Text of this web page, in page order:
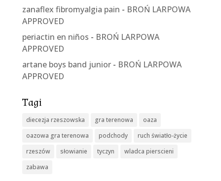
zanaflex fibromyalgia pain - BROŃ LARPOWA
APPROVED
periactin en niños - BROŃ LARPOWA
APPROVED
artane boys band junior- BROŃ LARPOWA
APPROVED
Tagi
diecezja rzeszowska gra terenowa
oaza
oazowa gra terenowa
podchody
ruch światło-życie
rzeszów
słowianie tyczyn
wladca pierscieni
zabawa